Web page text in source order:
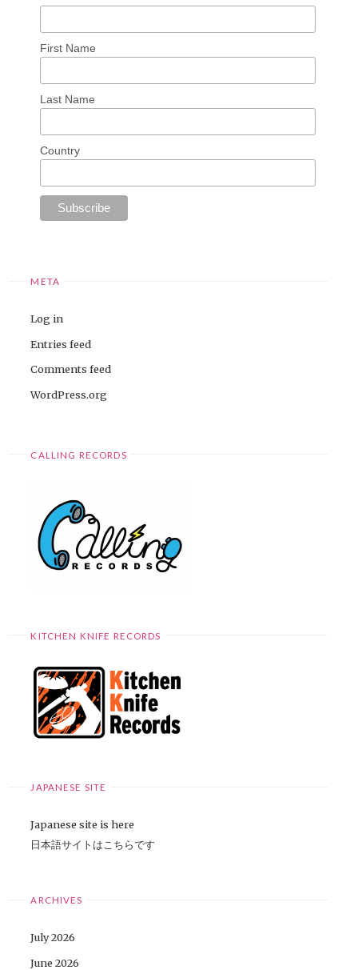
First Name
Last Name
Country
META
Log in
Entries feed
Comments feed
WordPress.org
CALLING RECORDS
KITCHEN KNIFE RECORDS
JAPANESE SITE
Japanese site is here
日本語サイトはこちらです
ARCHIVES
July 2026
June 2026